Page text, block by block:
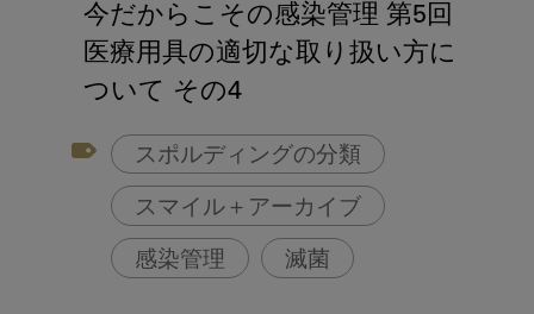
アフターコロナ対策
コンポジットレジン
今だからこその感染管理 第5回
医療用具の適切な取り扱い方に
ついて その4
スポルディングの分類
スマイル＋アーカイブ
感染管理 滅菌